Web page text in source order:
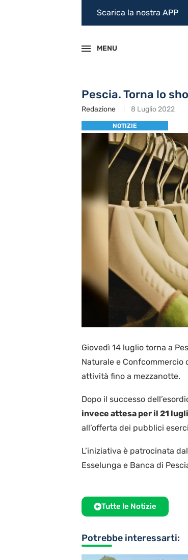
Scarica la nostra APP
MENU
Pescia. Torna lo
Redazione 8 Luglio 2022
NOTIZIE
Giovedì 14 luglio torna a
Naturale e Confcommercio
attività fino a mezzanotte.
Dopo il successo
invece attesa per il 21
all’offerta dei pubblici
L’iniziativa è patrocinata
Esselunga e Banca di
Tutte le Notizie
Potrebbe interessarti: